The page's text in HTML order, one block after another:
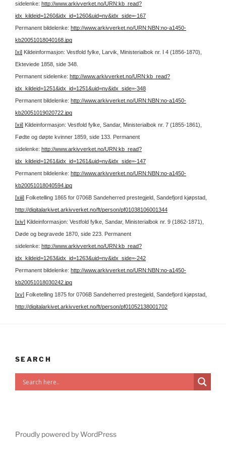
sidelenke: http://www.arkivverket.no/URN:kb_read?
idx_kildeid=1260&idx_id=1260&uid=ny&idx_side=-167
Permanent bildelenke: http://www.arkivverket.no/URN:NBN:no-a1450-
kb20051018040168.jpg
[xi] Kildeinformasjon: Vestfold fylke, Larvik, Ministerialbok nr. I 4 (1856-1870),
Ekteviede 1858, side 348.
Permanent sidelenke: http://www.arkivverket.no/URN:kb_read?
idx_kildeid=1251&idx_id=1251&uid=ny&idx_side=-348
Permanent bildelenke: http://www.arkivverket.no/URN:NBN:no-a1450-
kb20051019020722.jpg
[xii] Kildeinformasjon: Vestfold fylke, Sandar, Ministerialbok nr. 7 (1855-1861),
Fødte og døpte kvinner 1859, side 133. Permanent
sidelenke: http://www.arkivverket.no/URN:kb_read?
idx_kildeid=1261&idx_id=1261&uid=ny&idx_side=-147
Permanent bildelenke: http://www.arkivverket.no/URN:NBN:no-a1450-
kb20051018040594.jpg
[xiii] Folketelling 1865 for 0706B Sandeherred prestegjeld, Sandefjord kjøpstad,
http://digitalarkivet.arkivverket.no/ft/person/pf01038106001344
[xiv] Kildeinformasjon: Vestfold fylke, Sandar, Ministerialbok nr. 9 (1862-1871),
Døde og begravede 1870, side 223. Permanent
sidelenke: http://www.arkivverket.no/URN:kb_read?
idx_kildeid=1263&idx_id=1263&uid=ny&idx_side=-242
Permanent bildelenke: http://www.arkivverket.no/URN:NBN:no-a1450-
kb20051018030242.jpg
[xv] Folketelling 1875 for 0706B Sandeherred prestegjeld, Sandefjord kjøpstad,
http://digitalarkivet.arkivverket.no/ft/person/pf01052138001702
SEARCH
Proudly powered by WordPress